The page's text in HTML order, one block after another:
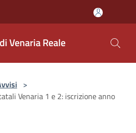
Venaria Reale
>
Venaria 1 e 2: iscrizione anno